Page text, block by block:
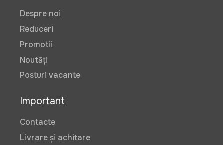
Despre noi
Reduceri
Promotii
Noutăți
Posturi vacante
Important
Contacte
Livrare și achitare